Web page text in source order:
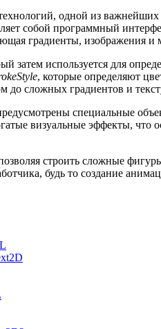
одной из
собой программный
градиенты, изображения и
затем используется для
, которые определяют
до сложных градиентов и
специальные
визуальные эффекты,
строить сложные
будь то создание